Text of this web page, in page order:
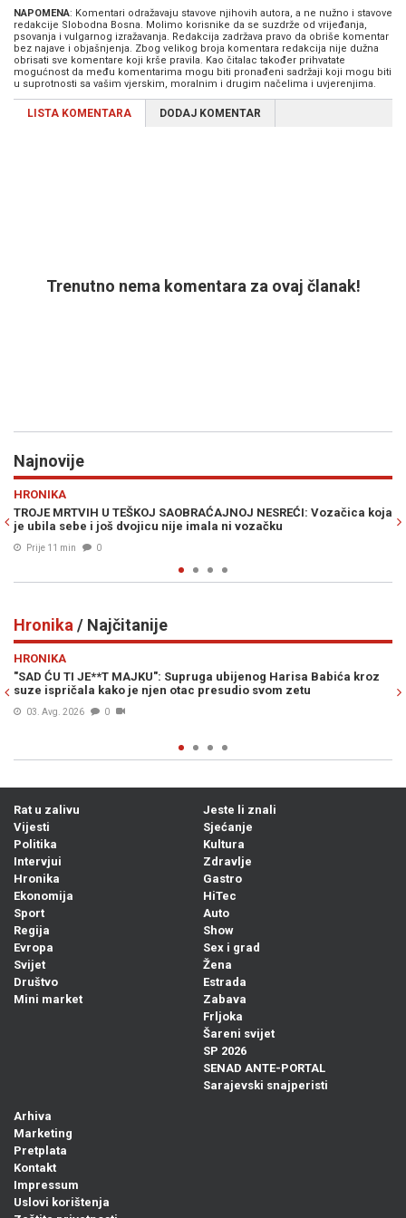
NAPOMENA: Komentari odražavaju stavove njihovih autora, a ne nužno i stavove
redakcije Slobodna Bosna. Molimo korisnike da se suzdrže od vrijeđanja,
psovanja i vulgarnog izražavanja. Redakcija zadržava pravo da obriše komentar
bez najave i objašnjenja. Zbog velikog broja komentara redakcija nije dužna
obrisati sve komentare koji krše pravila. Kao čitalac također prihvatate
mogućnost da među komentarima mogu biti pronađeni sadržaji koji mogu biti
u suprotnosti sa vašim vjerskim, moralnim i drugim načelima i uvjerenjima.
LISTA KOMENTARA DODAJ KOMENTAR
Trenutno nema komentara za ovaj članak!
Najnovije
NESREĆI: Vozačica koja
ni vozačku
USRED RAZVODA SA ANOM
Bastian Schweinsteiger iskeširao
Hronika / Najčitanije
ubijenog Harisa Babića kroz
svom zetu
USIJALA SE PODZEMNA SCENA U
Đorđu Ždrali, ali hapšenje je rizik.
Rat u zalivu
Vijesti
Politika
Intervjui
Hronika
Ekonomija
Sport
Regija
Evropa
Svijet
Društvo
Mini market
Jeste li znali
Sjećanje
Kultura
Zdravlje
Gastro
HiTec
Auto
Show
Sex i grad
Žena
Estrada
Zabava
Frljoka
Šareni svijet
SP 2026
SENAD ANTE-PORTAL
Sarajevski snajperisti
Arhiva
Marketing
Pretplata
Kontakt
Impressum
Uslovi korištenja